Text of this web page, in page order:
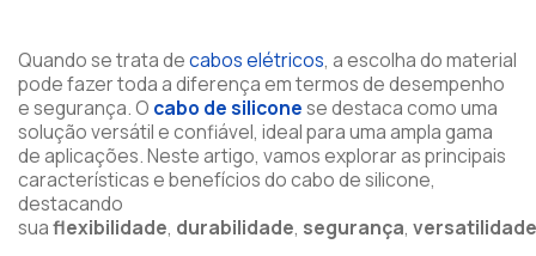
Quando se trata decabos elétricos, a escolha do material
pode fazer toda a diferença em termos de desempenho
e segurança. O cabo de siliconese destaca como uma
solução versátil e confiável, ideal para uma ampla gama
de aplicações. Neste artigo, vamos explorar as principais
características e benefícios do cabo de silicone,
destacando
suaflexibilidade, durabilidade, segurança, versatilidade